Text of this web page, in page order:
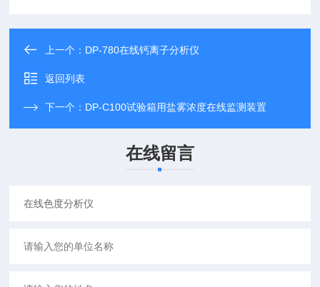
上一个： DP-780在线钙离子分析仪
返回列表
下一个： DP-C100试验箱用盐雾浓度在线监测装置
在线留言